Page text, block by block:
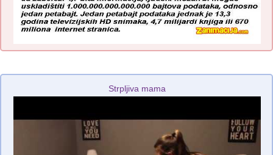
Strpljiva mama